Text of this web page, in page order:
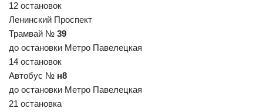
12 остановок
Ленинский Проспект
Трамвай № 39
до остановки Метро Павелецкая
14 остановок
Автобус № н8
до остановки Метро Павелецкая
21 остановка